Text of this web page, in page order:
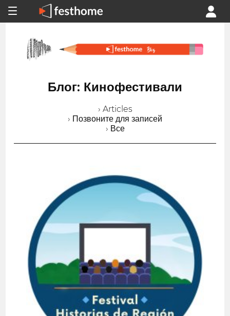
Блог: Кинофестивали
› Articles
› Позвоните для записей
› Все